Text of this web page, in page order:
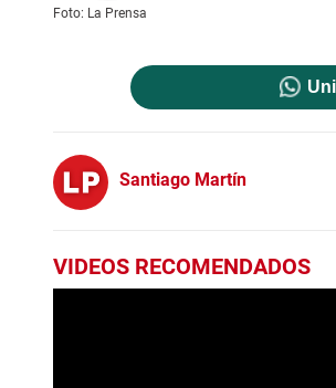
Foto: La Prensa
Santiago Martín
VIDEOS RECOMENDADOS